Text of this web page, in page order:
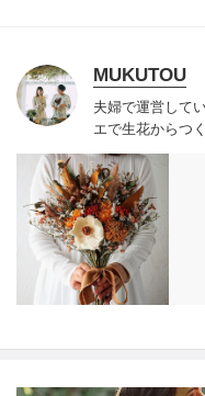
MUKUTOU
夫婦で運営して
エで生花からつ
たブーケやスワ
ております。
わった後にも長
ちらにも使って
ケを用意するよ